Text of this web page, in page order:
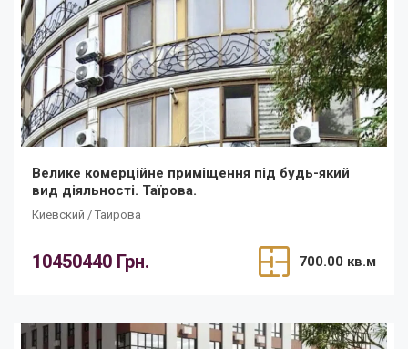
Велике комерційне приміщення під будь-який
вид діяльності. Таїрова.
Киевский / Таирова
10450440 Грн. 700.00 кв.м